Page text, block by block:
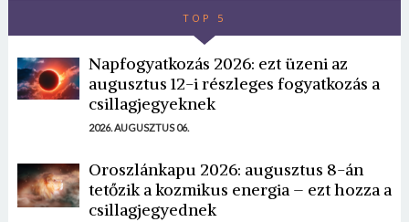
TOP 5
Napfogyatkozás 2026: ezt üzeni az
augusztus 12-i részleges fogyatkozás a
csillagjegyeknek
2026. AUGUSZTUS 06.
Oroszlánkapu 2026: augusztus 8-án
tetőzik a kozmikus energia – ezt hozza a
csillagjegyednek